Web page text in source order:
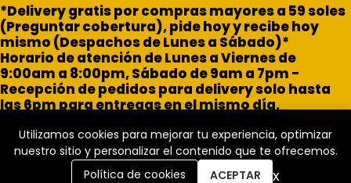
*Delivery gratis por compras mayores a 59 soles
(Preguntar cobertura), pide hoy y recibe hoy
mismo (Despachos de Lunes a Sábado)*
Horario de atención de Lunes a Viernes de
9:00am a 8:00pm, Sábado de 9am a 7pm -
Recepción de pedidos para delivery solo hasta
las 6pm para entregas en el mismo día.
Utilizamos cookies para mejorar tu experiencia, optimizar
nuestro sitio y personalizar el contenido que te ofrecemos.
Política de cookies
ACEPTAR x